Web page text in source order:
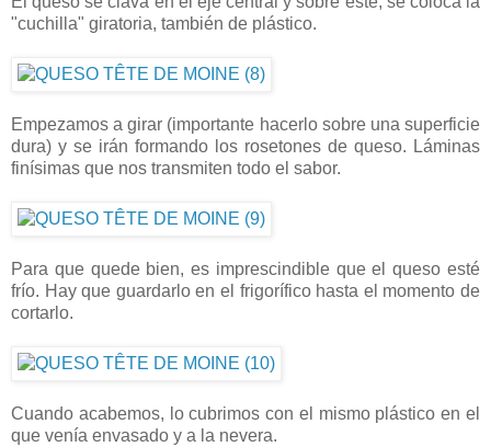
"cuchilla" giratoria, también de plástico.
Empezamos a girar (importante hacerlo sobre una superficie
dura) y se irán formando los rosetones de queso. Láminas
finísimas que nos transmiten todo el sabor.
Para que quede bien, es imprescindible que el queso esté
frío. Hay que guardarlo en el frigorífico hasta el momento de
cortarlo.
Cuando acabemos, lo cubrimos con el mismo plástico en el
que venía envasado y a la nevera.